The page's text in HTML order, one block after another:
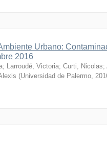
Urbano:
2016
; Larroudé, Victoria; Curti, Nicolas;
(Universidad de Palermo,